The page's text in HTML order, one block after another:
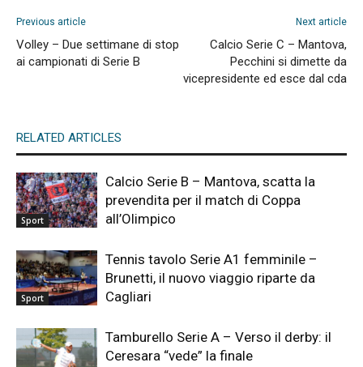
Previous article
Volley – Due settimane di stop
ai campionati di Serie B
Next article
Calcio Serie C – Mantova,
Pecchini si dimette da
vicepresidente ed esce dal cda
RELATED ARTICLES
Sport
Calcio Serie B – Mantova, scatta la
prevendita per il match di Coppa
all’Olimpico
Sport
Tennis tavolo Serie A1 femminile –
Brunetti, il nuovo viaggio riparte da
Cagliari
Tamburello Serie A – Verso il derby: il
Ceresara “vede” la finale